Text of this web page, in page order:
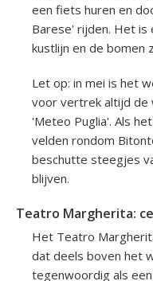
een fiets huren en
Barese' rijden. Het
kustlijn en de bomen
Let op: in mei is het
voor vertrek altijd de
'Meteo Puglia'. Als
velden rondom
beschutte steegjes
blijven.
Teatro Margherita:
Het Teatro
dat deels boven het
tegenwoordig als